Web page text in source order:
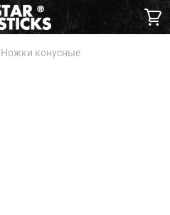
Ножки конусные